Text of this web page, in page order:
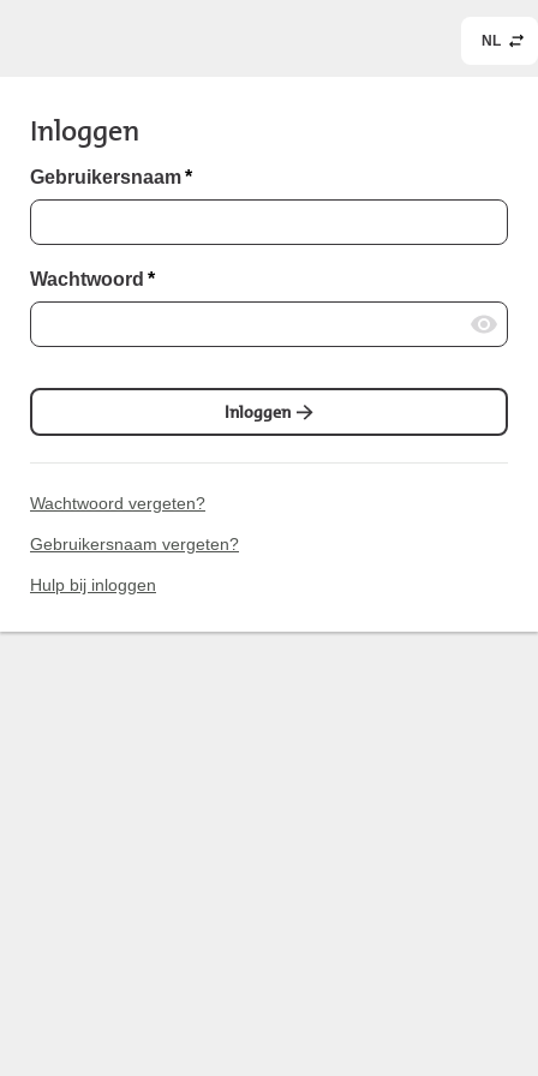
NL
Inloggen
Gebruikersnaam*
Wachtwoord *
Inloggen
Wachtwoord vergeten?
Gebruikersnaam vergeten?
Hulp bij inloggen